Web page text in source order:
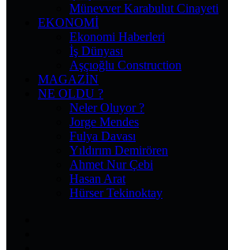
Münevver Karabulut Cinayeti
EKONOMI
Ekonomi Haberleri
İş Dünyası
Aşçıoğlu Construction
MAGAZIN
NE OLDU ?
Neler Oluyor ?
Jorge Mendes
Fulya Davası
Yıldırım Demirören
Ahmet Nur Çebi
Hasan Arat
Hürser Tekinoktay